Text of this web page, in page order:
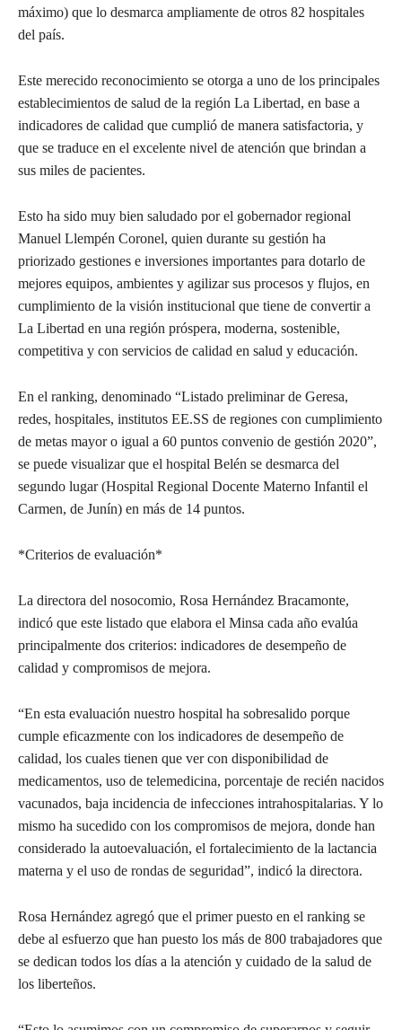
máximo) que lo desmarca ampliamente de otros 82 hospitales
del país.
Este merecido reconocimiento se otorga a uno de los principales
establecimientos de salud de la región La Libertad, en base a
indicadores de calidad que cumplió de manera satisfactoria, y
que se traduce en el excelente nivel de atención que brindan a
sus miles de pacientes.
Esto ha sido muy bien saludado por el gobernador regional
Manuel Llempén Coronel, quien durante su gestión ha
priorizado gestiones e inversiones importantes para dotarlo de
mejores equipos, ambientes y agilizar sus procesos y flujos, en
cumplimiento de la visión institucional que tiene de convertir a
La Libertad en una región próspera, moderna, sostenible,
competitiva y con servicios de calidad en salud y educación.
En el ranking, denominado “Listado preliminar de Geresa,
redes, hospitales, institutos EE.SS de regiones con cumplimiento
de metas mayor o igual a 60 puntos convenio de gestión 2020”,
se puede visualizar que el hospital Belén se desmarca del
segundo lugar (Hospital Regional Docente Materno Infantil el
Carmen, de Junín) en más de 14 puntos.
*Criterios de evaluación*
La directora del nosocomio, Rosa Hernández Bracamonte,
indicó que este listado que elabora el Minsa cada año evalúa
principalmente dos criterios: indicadores de desempeño de
calidad y compromisos de mejora.
“En esta evaluación nuestro hospital ha sobresalido porque
cumple eficazmente con los indicadores de desempeño de
calidad, los cuales tienen que ver con disponibilidad de
medicamentos, uso de telemedicina, porcentaje de recién nacidos
vacunados, baja incidencia de infecciones intrahospitalarias. Y lo
mismo ha sucedido con los compromisos de mejora, donde han
considerado la autoevaluación, el fortalecimiento de la lactancia
materna y el uso de rondas de seguridad”, indicó la directora.
Rosa Hernández agregó que el primer puesto en el ranking se
debe al esfuerzo que han puesto los más de 800 trabajadores que
se dedican todos los días a la atención y cuidado de la salud de
los liberteños.